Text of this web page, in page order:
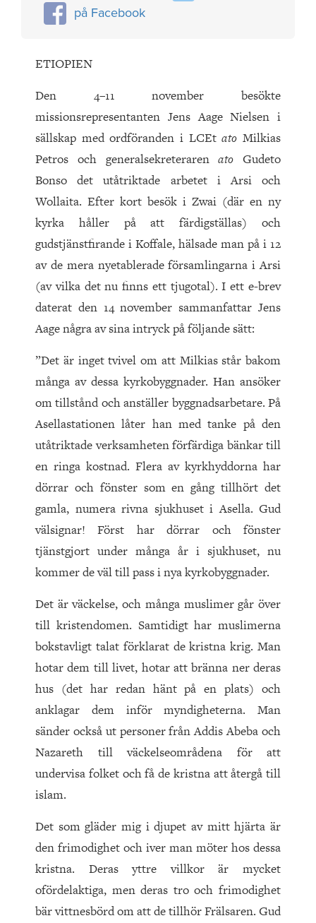
på Facebook
ETIOPIEN
Den 4–11 november besökte
missionsrepresentanten Jens Aage Nielsen i
sällskap med ordföranden i LCEtatoMilkias
Petros och generalsekreterarenato Gudeto
Bonso det utåtriktade arbetet i Arsi och
Wollaita. Efter kort besök i Zwai (där en ny
kyrka håller på att färdigställas) och
gudstjänstfirande i Koffale, hälsade man på i 12
av de mera nyetablerade församlingarna i Arsi
(av vilka det nu finns ett tjugotal). I ett e-brev
daterat den 14 november sammanfattar Jens
Aage några av sina intryck på följande sätt:
”Det är inget tvivel om att Milkias står bakom
många av dessa kyrkobyggnader. Han ansöker
om tillstånd och anställer byggnadsarbetare. På
Asellastationen låter han med tanke på den
utåtriktade verksamheten förfärdiga bänkar till
en ringa kostnad. Flera av kyrkhyddorna har
dörrar och fönster som en gång tillhört det
gamla, numera rivna sjukhuset i Asella. Gud
välsignar! Först har dörrar och fönster
tjänstgjort under många år i sjukhuset, nu
kommer de väl till pass i nya kyrkobyggnader.
Det är väckelse, och många muslimer går över
till kristendomen. Samtidigt har muslimerna
bokstavligt talat förklarat de kristna krig. Man
hotar dem till livet, hotar att bränna ner deras
hus (det har redan hänt på en plats) och
anklagar dem inför myndigheterna. Man
sänder också ut personer från Addis Abeba och
Nazareth till väckelseområdena för att
undervisa folket och få de kristna att återgå till
islam.
Det som gläder mig i djupet av mitt hjärta är
den frimodighet och iver man möter hos dessa
kristna. Deras yttre villkor är mycket
ofördelaktiga, men deras tro och frimodighet
bär vittnesbörd om att de tillhör Frälsaren. Gud